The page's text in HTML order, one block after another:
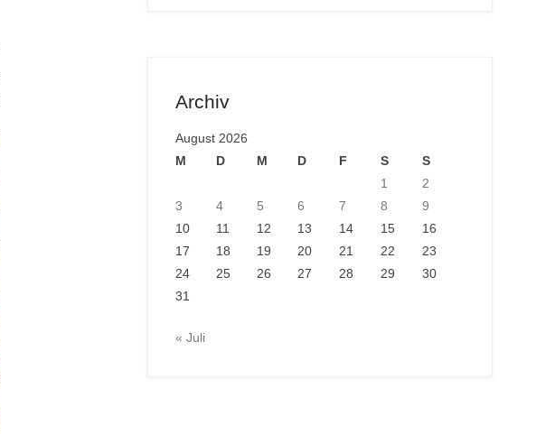
Archiv
August 2026
M
D M D F S
S
1
2
3
4 5 6 7 8
9
10
11 12 13 14 15
16
17
18 19 20 21 22
23
24
25 26 27 28 29
30
31
« Juli